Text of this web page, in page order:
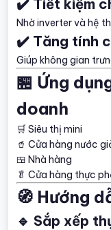
✔️ Tiết kiệm
Nhờ inverter và hệ
✔️ Tăng tính
Giúp không gian
🏪 Ứng
doanh
🛒 Siêu thị mini
🥤 Cửa hàng nước
🍱 Nhà hàng
🥬 Cửa hàng thực
🧭 Hướng
🔹 Sắp xếp